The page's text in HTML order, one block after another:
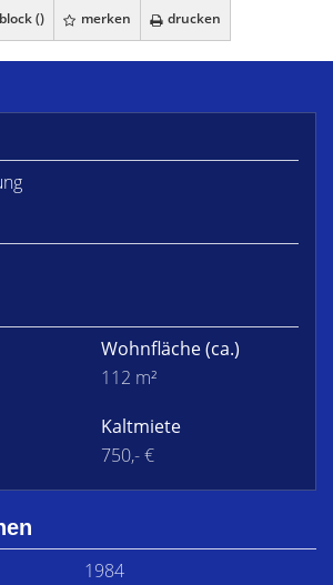
() merken drucken
Wohnfläche(ca.)
112 m²
Kaltmiete
750,- €
1984